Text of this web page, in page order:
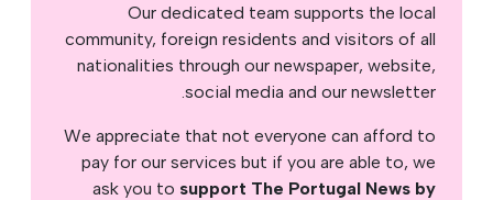
Our dedicated team supports the local
community, foreign residents and visitors of all
nationalities through our newspaper, website,
social media and our newsletter.
We appreciate that not everyone can afford to
pay for our services but if you are able to, we
ask you to support The Portugal News by